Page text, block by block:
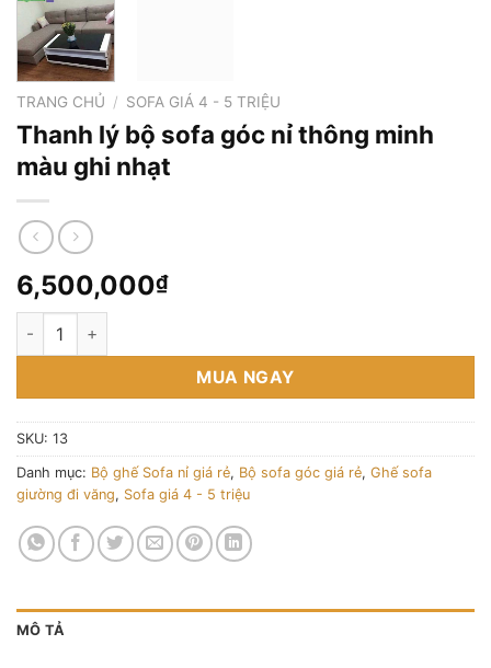
TRANG CHỦ / SOFA GIÁ 4 - 5 TRIỆU
Thanh lý bộ sofa góc nỉ thông minh
màu ghi nhạt
6,500,000₫
Thanh lý bộ sofa góc nỉ thông minh màu ghi nhạt số lượng
MUA NGAY
SKU: 13
Danh mục: Bộ ghế Sofa nỉ giá rẻ, Bộ sofa góc giá rẻ, Ghế sofa
giường đi văng, Sofa giá 4 - 5 triệu
MÔ TẢ